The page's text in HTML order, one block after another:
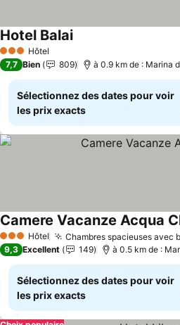
3 ÉtoilesHôtel
Hotel Balai
7,7 Bien 809 à 0.9 km de : Marina
Sélectionnez des dates pour voir
les prix exacts
3 ÉtoilesHôtel Chambres spacieuses avec
Camere Vacanze Acqua
9,3 Excellent 149 à 0.5 km de :
Sélectionnez des dates pour voir
les prix exacts